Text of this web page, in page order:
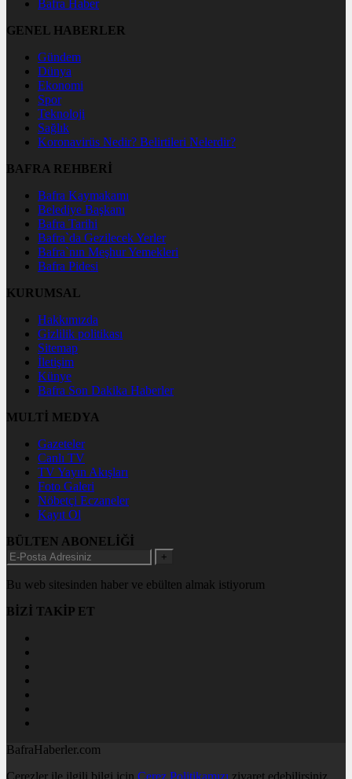
Bafra Haber
GENEL HABERLER
Gündem
Dünya
Ekonomi
Spor
Teknoloji
Sağlık
Koronavirüs Nedir? Belirtileri Nelerdir?
BAFRA REHBERİ
Bafra Kaymakamı
Belediye Başkanı
Bafra Tarihi
Bafra`da Gezilecek Yerler
Bafra`nın Meşhur Yemekleri
Bafra Pidesi
KURUMSAL
Hakkımızda
Gizlilik politikası
Sitemap
İletişim
Künye
Bafra Son Dakika Haberler
MULTİ MEDYA
Gazeteler
Canlı TV
TV Yayın Akışları
Foto Galeri
Nöbetçi Eczaneler
Kayıt Ol
BÜLTEN ABONELİĞİ
+
Bu web sitesinden haber ve ebülten almak istiyorum
BİZİ TAKİP ET
BafraHaberler.com
Çerezler ile ilgili bilgi için Çerez Politikamızı ziyaret edebilirsiniz.